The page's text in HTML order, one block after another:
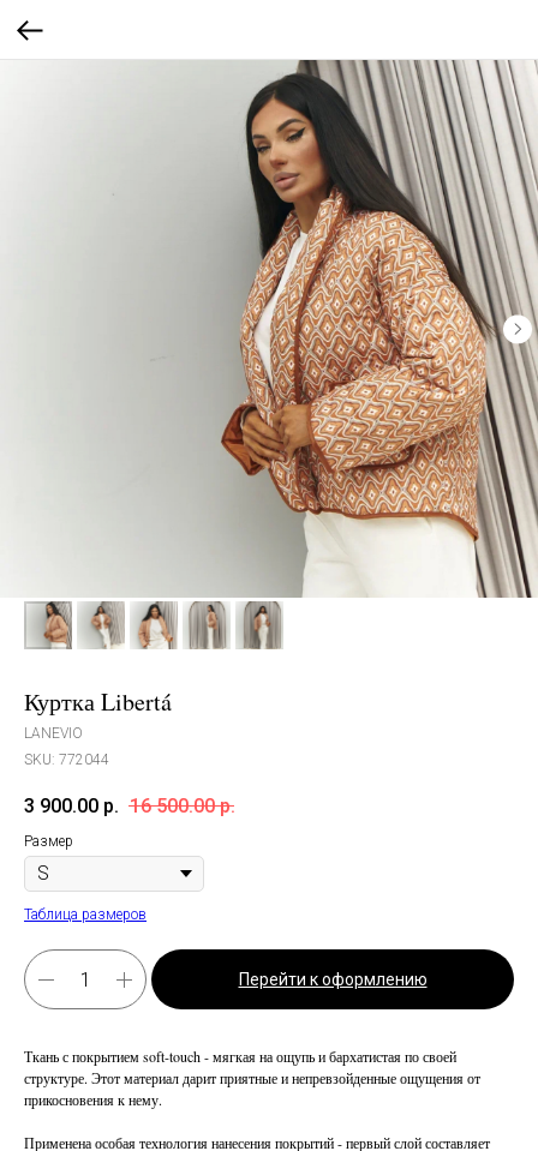
Куртка Libertá
LANEVIO
SKU: 772044
3 900.00 р. 16 500.00 р.
Размер
Таблица размеров
Перейти к оформлению
Ткань с покрытием soft-touch - мягкая на ощупь и бархатистая по своей
структуре. Этот материал дарит приятные и непревзойденные ощущения от
прикосновения к нему.
Применена особая технология нанесения покрытий - первый слой составляет